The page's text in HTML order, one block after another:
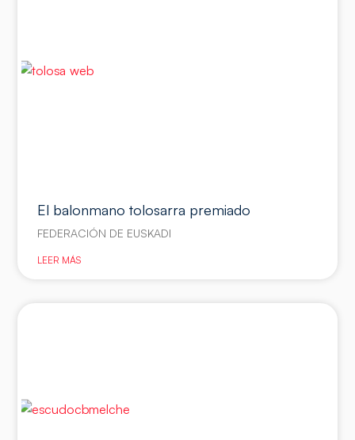
El balonmano tolosarra premiado
FEDERACIÓN DE EUSKADI
LEER MÁS